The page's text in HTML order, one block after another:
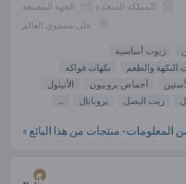
الجهة المصنعة
المملكة المتحدة
على مستوى العالم
زيوت أساسية
النكهة والطعم
نكهات فواكه
أحماض بروبيون
الأنيثول
زيت البصل بروبانال ...
المعلومات- منتجات من هذا البائع »